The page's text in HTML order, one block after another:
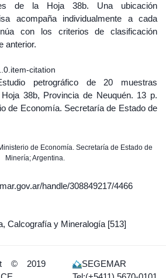
de la Hoja 38b. Una ubicación
acompaña individualmente a cada
con los criterios de clasificación
anterior.
citation
petrográfico de 20 muestras
38b, Provincia de Neuquén. 13 p.
de Economía. Secretaría de Estado de
de Economía. Secretaría de Estado de
Minería; Argentina.
handle/308849217/4466
Calcografía y Mineralogía [513]
© 2019
SEGEMAR